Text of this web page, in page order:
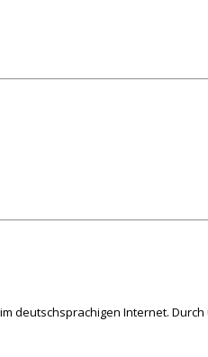
deutschsprachigen Internet.